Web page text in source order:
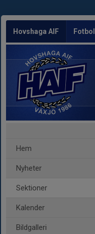
Hovshaga AIF Fotboll
Hem
Nyheter
Sektioner
Kalender
Bildgalleri